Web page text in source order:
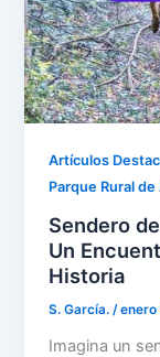
Artículos
Parque Rural de
Sendero
Un
Historia
S. García./
Imagina un